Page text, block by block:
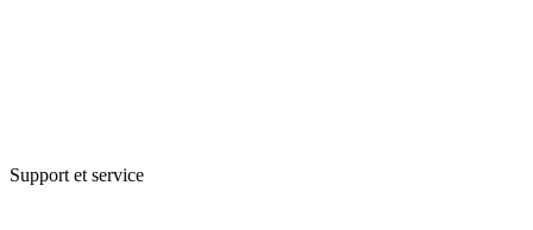
Support et service